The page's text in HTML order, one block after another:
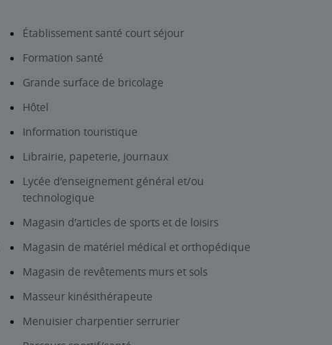
Établissement santé court séjour
Formation santé
Grande surface de bricolage
Hôtel
Information touristique
Librairie, papeterie, journaux
Lycée d’enseignement général et/ou
technologique
Magasin d’articles de sports et de loisirs
Magasin de matériel médical et orthopédique
Magasin de revêtements murs et sols
Masseur kinésithérapeute
Menuisier charpentier serrurier